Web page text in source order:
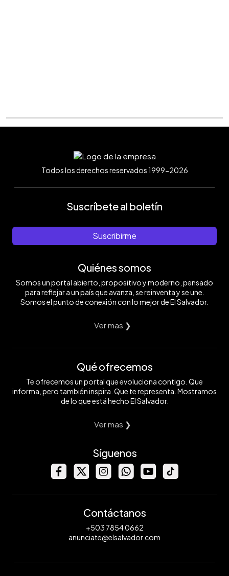
Todos los derechos reservados 1999-2026
Suscríbete al boletín
Suscribirme
Quiénes somos
Somos un portal abierto, propositivo y moderno, pensado
para reflejar a un país que avanza, se reinventa y se une.
Somos el punto de conexión con lo mejor de El Salvador.
Ver mas ❯
Qué ofrecemos
Te ofrecemos un portal que evoluciona contigo. Que
informa, pero también inspira. Que te representa. Mostramos
de lo que está hecho El Salvador.
Ver mas ❯
Síguenos
Contáctanos
+503 7854 0662
anunciate@elsalvador.com